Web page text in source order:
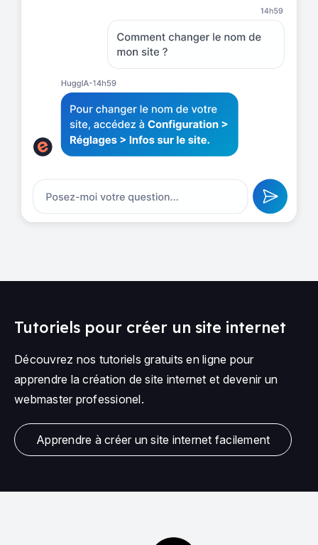
Tutoriels pour créer un site internet
Découvrez nos tutoriels gratuits en ligne pour
apprendre la création de site internet et devenir un
webmaster professionel.
Apprendre à créer un site internet facilement